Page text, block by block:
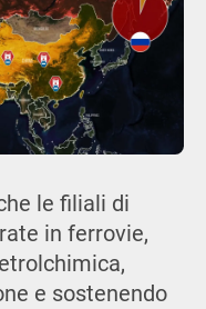
le filiali di
in ferrovie,
e sostenendo